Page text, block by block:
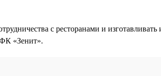
с ресторанами и
«Зенит».